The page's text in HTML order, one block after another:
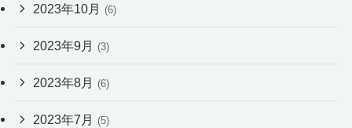
2023年10月 (6)
2023年9月 (3)
2023年8月 (6)
2023年7月 (5)